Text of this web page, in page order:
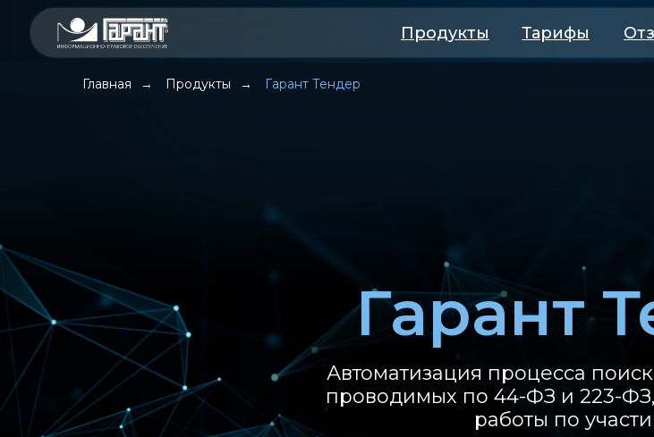
Тарифы
Продукты
Главная → Продукты → Гарант Тендер
Гарант
Автоматизация процесса
проводимых по 44-ФЗ и 223-
работы по